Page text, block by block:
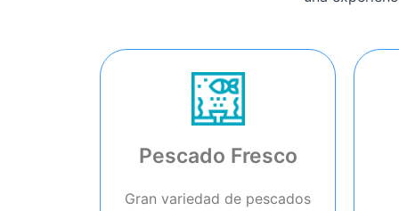
Pescado Fresco
Gran variedad de pescados